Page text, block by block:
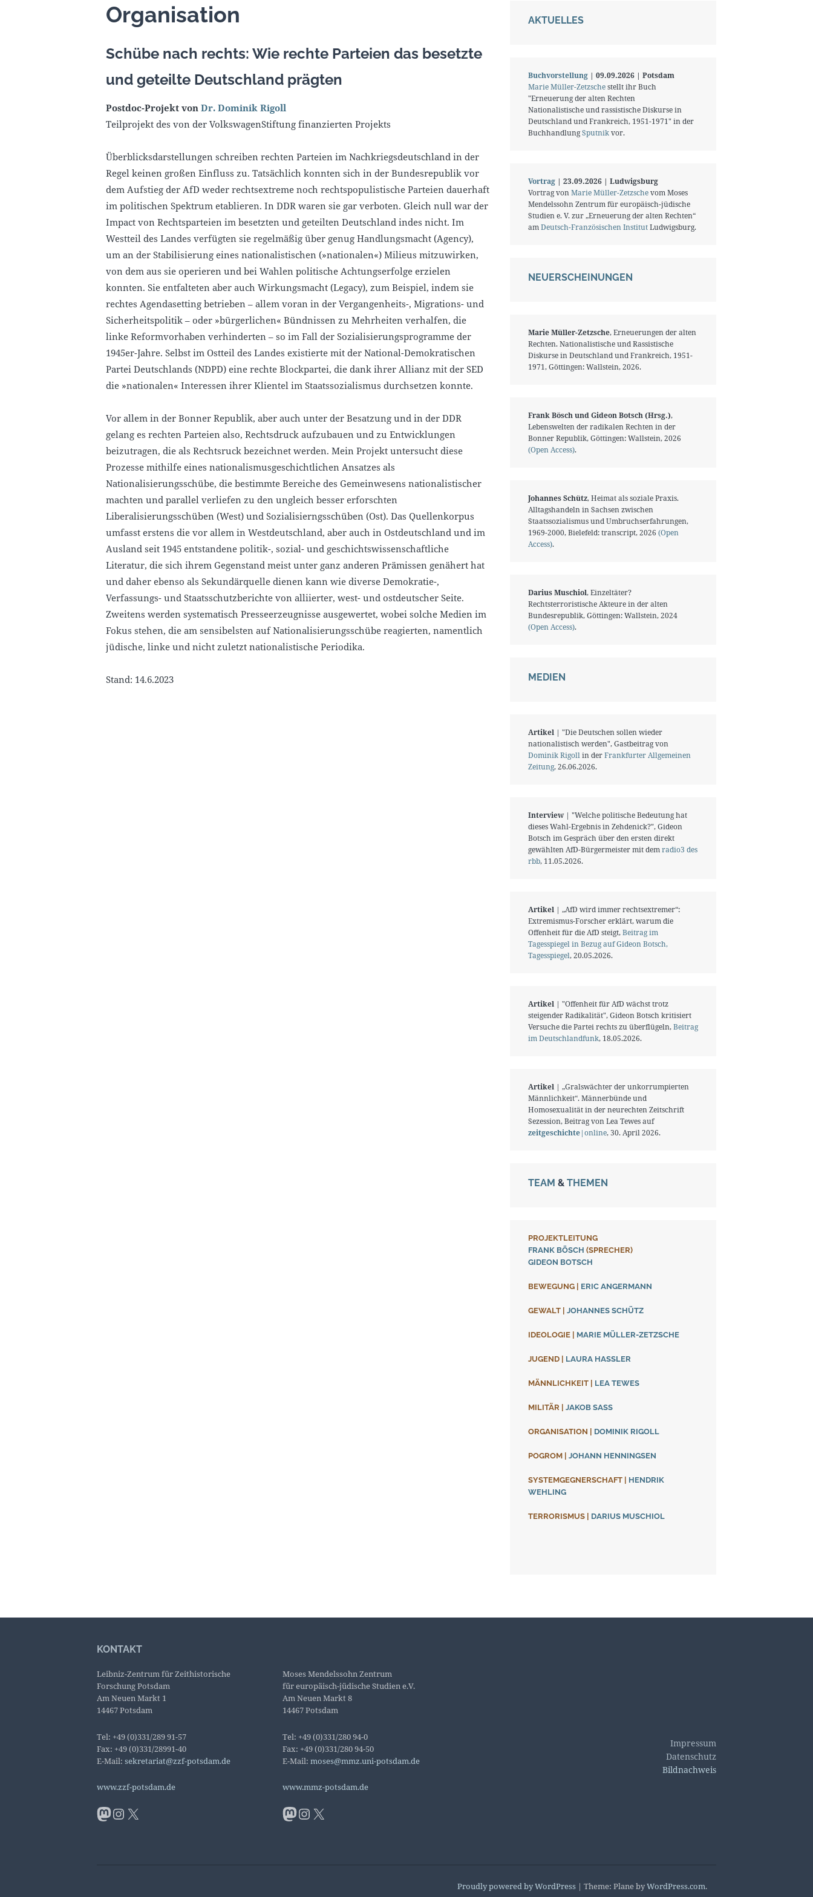
Organisation
Schübe nach rechts: Wie rechte Parteien das besetzte
und geteilte Deutschland prägten
Postdoc-Projekt von Dr. Dominik Rigoll
Teilprojekt des von der VolkswagenStiftung finanzierten Projekts
Überblicksdarstellungen schreiben rechten Parteien im Nachkriegsdeutschland in der
Regel keinen großen Einfluss zu. Tatsächlich konnten sich in der Bundesrepublik vor
dem Aufstieg der AfD weder rechtsextreme noch rechtspopulistische Parteien dauerhaft
im politischen Spektrum etablieren. In DDR waren sie gar verboten. Gleich null war der
Impact von Rechtsparteien im besetzten und geteilten Deutschland indes nicht. Im
Westteil des Landes verfügten sie regelmäßig über genug Handlungsmacht (Agency),
um an der Stabilisierung eines nationalistischen (»nationalen«) Milieus mitzuwirken,
von dem aus sie operieren und bei Wahlen politische Achtungserfolge erzielen
konnten. Sie entfalteten aber auch Wirkungsmacht (Legacy), zum Beispiel, indem sie
rechtes Agendasetting betrieben – allem voran in der Vergangenheits-, Migrations- und
Sicherheitspolitik – oder »bürgerlichen« Bündnissen zu Mehrheiten verhalfen, die
linke Reformvorhaben verhinderten – so im Fall der Sozialisierungsprogramme der
1945er-Jahre. Selbst im Ostteil des Landes existierte mit der National-Demokratischen
Partei Deutschlands (NDPD) eine rechte Blockpartei, die dank ihrer Allianz mit der SED
die »nationalen« Interessen ihrer Klientel im Staatssozialismus durchsetzen konnte.
Vor allem in der Bonner Republik, aber auch unter der Besatzung und in der DDR
gelang es rechten Parteien also, Rechtsdruck aufzubauen und zu Entwicklungen
beizutragen, die als Rechtsruck bezeichnet werden. Mein Projekt untersucht diese
Prozesse mithilfe eines nationalismusgeschichtlichen Ansatzes als
Nationalisierungsschübe, die bestimmte Bereiche des Gemeinwesens nationalistischer
machten und parallel verliefen zu den ungleich besser erforschten
Liberalisierungsschüben (West) und Sozialisierngsschüben (Ost). Das Quellenkorpus
umfasst erstens die vor allem in Westdeutschland, aber auch in Ostdeutschland und im
Ausland seit 1945 entstandene politik-, sozial- und geschichtswissenschaftliche
Literatur, die sich ihrem Gegenstand meist unter ganz anderen Prämissen genähert hat
und daher ebenso als Sekundärquelle dienen kann wie diverse Demokratie-,
Verfassungs- und Staatsschutzberichte von alliierter, west- und ostdeutscher Seite.
Zweitens werden systematisch Presseerzeugnisse ausgewertet, wobei solche Medien im
Fokus stehen, die am sensibelsten auf Nationalisierungsschübe reagierten, namentlich
jüdische, linke und nicht zuletzt nationalistische Periodika.
Stand: 14.6.2023
AKTUELLES
Buchvorstellung| 09.09.2026 | Potsdam
Marie Müller-Zetzschestellt ihr Buch
"Erneuerung der alten Rechten
Nationalistische und rassistische Diskurse in
Deutschland und Frankreich, 1951-1971" in der
BuchhandlungSputnikvor.
Vortrag| 23.09.2026 | Ludwigsburg
Vortrag vonMarie Müller-Zetzschevom Moses
Mendelssohn Zentrum für europäisch-jüdische
Studien e. V. zur „Erneuerung der alten Rechten“
amDeutsch-Französischen InstitutLudwigsburg.
NEUERSCHEINUNGEN
Marie Müller-Zetzsche, Erneuerungen der alten
Rechten. Nationalistische und Rassistische
Diskurse in Deutschland und Frankreich, 1951-
1971, Göttingen: Wallstein, 2026.
Frank Bösch und Gideon Botsch (Hrsg.),
Lebenswelten der radikalen Rechten in der
Bonner Republik, Göttingen: Wallstein, 2026
(Open Access).
Johannes Schütz, Heimat als soziale Praxis.
Alltagshandeln in Sachsen zwischen
Staatssozialismus und Umbruchserfahrungen,
1969-2000, Bielefeld: transcript, 2026 (Open
Access).
Darius Muschiol, Einzeltäter?
Rechtsterroristische Akteure in der alten
Bundesrepublik, Göttingen: Wallstein, 2024
(Open Access).
MEDIEN
Artikel| "Die Deutschen sollen wieder
nationalistisch werden", Gastbeitrag von
Dominik Rigollin derFrankfurter Allgemeinen
Zeitung, 26.06.2026.
Interview| "Welche politische Bedeutung hat
dieses Wahl-Ergebnis in Zehdenick?", Gideon
Botsch im Gespräch über den ersten direkt
gewählten AfD-Bürgermeister mit demradio3 des
rbb, 11.05.2026.
Artikel| „AfD wird immer rechtsextremer“:
Extremismus-Forscher erklärt, warum die
Offenheit für die AfD steigt,Beitrag im
Tagesspiegel in Bezug auf Gideon Botsch,
Tagesspiegel, 20.05.2026.
Artikel| "Offenheit für AfD wächst trotz
steigender Radikalität", Gideon Botsch kritisiert
Versuche die Partei rechts zu überflügeln,Beitrag
im Deutschlandfunk, 18.05.2026.
Artikel| „Gralswächter der unkorrumpierten
Männlichkeit“. Männerbünde und
Homosexualität in der neurechten Zeitschrift
Sezession, Beitrag von Lea Tewes auf
zeitgeschichte|online, 30. April 2026.
TEAM & THEMEN
PROJEKTLEITUNG
FRANK BÖSCH (SPRECHER)
GIDEON BOTSCH
BEWEGUNG| ERIC ANGERMANN
GEWALT JOHANNES SCHÜTZ
IDEOLOGIE| MARIE MÜLLER-ZETZSCHE
JUGEND| LAURA HASSLER
MÄNNLICHKEIT| LEA TEWES
MILITÄR JAKOB SASS
ORGANISATION DOMINIK RIGOLL
POGROM| JOHANN HENNINGSEN
SYSTEMGEGNERSCHAFT| HENDRIK
WEHLING
TERRORISMUS| DARIUS MUSCHIOL
KONTAKT
Leibniz-Zentrum für Zeithistorische
Forschung Potsdam
Am Neuen Markt 1
14467 Potsdam
Tel: +49 (0)331/289 91-57
Fax: +49 (0)331/28991-40
E-Mail: sekretariat@zzf-potsdam.de
www.zzf-potsdam.de
Mastodon InstagramX
Moses Mendelssohn Zentrum
für europäisch-jüdische Studien e.V.
Am Neuen Markt 8
14467 Potsdam
Tel: +49 (0)331/280 94-0
Fax: +49 (0)331/280 94-50
E-Mail:moses@mmz.uni-potsdam.de
www.mmz-potsdam.de
Mastodon InstagramX
Impressum
Datenschutz
Bildnachweis
Proudly powered by WordPress | Theme: Plane byWordPress.com.